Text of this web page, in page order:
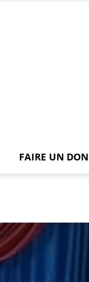
FAIRE UN DON